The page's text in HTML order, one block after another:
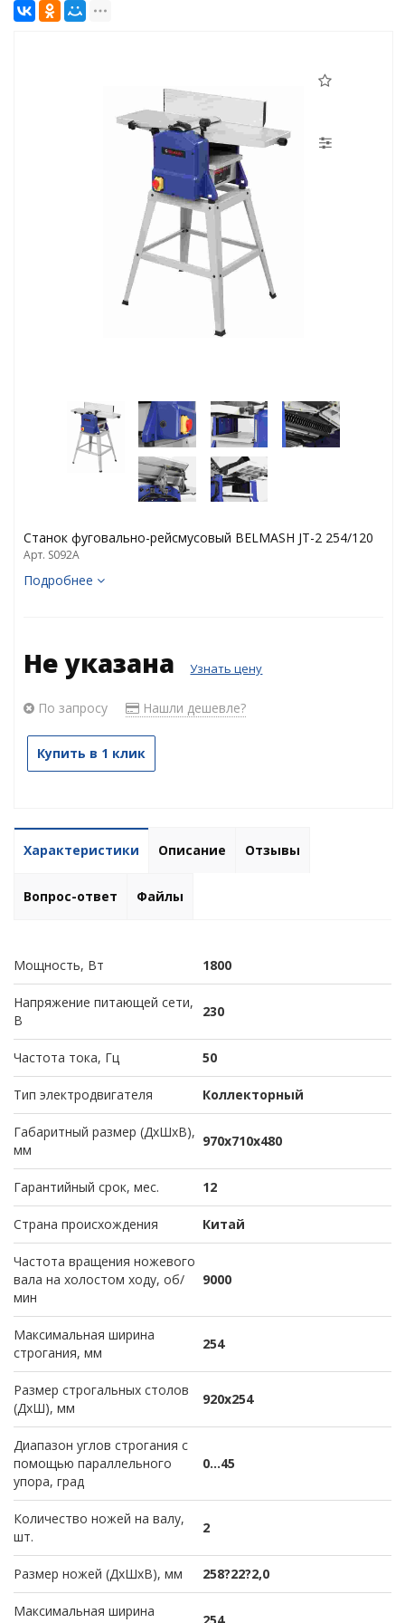
Станок фуговально-рейсмусовый BELMASH JT-2 254/120
Арт. S092A
Подробнее
Не указана Узнать цену
По запросу Нашли дешевле?
Купить в 1 клик
Характеристики Описание Отзывы
Вопрос-ответ Файлы
Мощность, Вт 1800
Напряжение питающей сети,
В
230
Частота тока, Гц 50
Тип электродвигателя Коллекторный
Габаритный размер (ДхШхВ),
мм
970х710х480
Гарантийный срок, мес. 12
Страна происхождения Китай
Частота вращения ножевого
вала на холостом ходу, об/
мин
9000
Максимальная ширина
строгания, мм
254
Размер строгальных столов
(ДхШ), мм
920х254
Диапазон углов строгания с
помощью параллельного
упора, град
0…45
Количество ножей на валу,
шт.
2
Размер ножей (ДхШхВ), мм 258?22?2,0
Максимальная ширина